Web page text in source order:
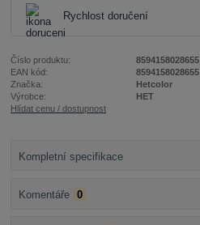
Rychlost doručení
Číslo produktu:
8594158028655
EAN kód:
8594158028655
Značka:
Hetcolor
Výrobce:
HET
Hlídat cenu / dostupnost
Kompletní specifikace
Komentáře 0